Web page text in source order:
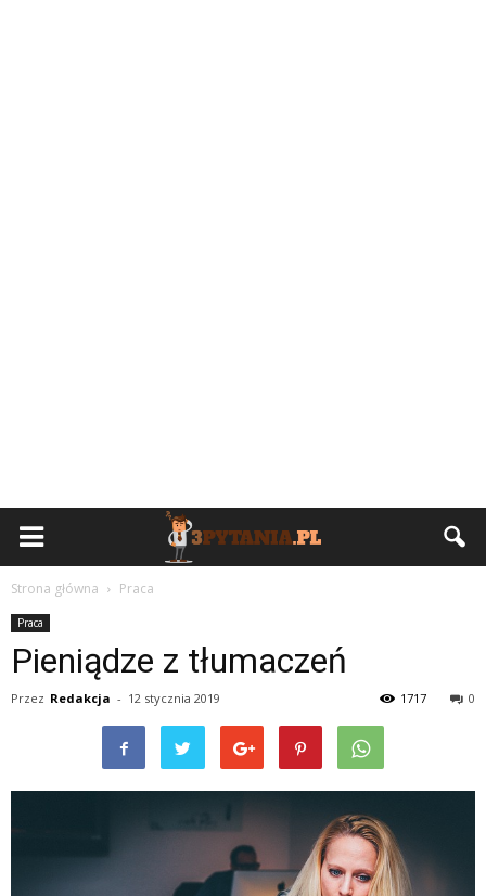
Strona główna Praca
Praca
Pieniądze z tłumaczeń
Przez Redakcja - 12 stycznia 2019 0
1717